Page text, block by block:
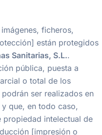
ficheros,
están protegidos
Sanitarias, S.L..
pública, puesta a
o total de los
ser realizados en
y que, en todo caso,
intelectual de
[impresión o